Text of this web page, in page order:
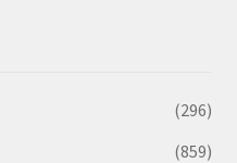
(296)
(859)